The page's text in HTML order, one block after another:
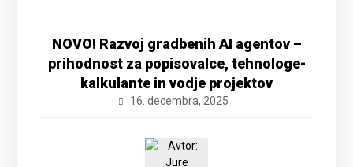
NOVO! Razvoj gradbenih AI agentov –
prihodnost za popisovalce, tehnologe-
kalkulante in vodje projektov
16. decembra, 2025